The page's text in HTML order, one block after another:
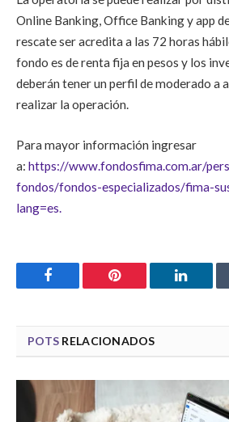
Online Banking, Office Banking y app
rescate ser acredita a las 72 horas
fondo es de renta fija en pesos y los
deberán tener un perfil de moderado a
realizar la operación.
Para mayor información ingresar
a: https://www.fondosfima.com.ar/
fondos/fondos-especializados/fima-
lang=es.
Facebook Pinterest
POTS RELACIONADOS